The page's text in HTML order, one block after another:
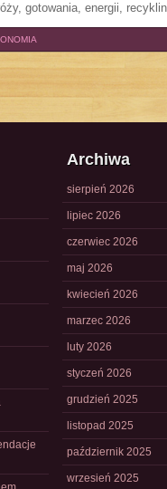
gotowania, energii,
Archiwa
sierpień 2026
lipiec 2026
czerwiec 2026
maj 2026
kwiecień 2026
marzec 2026
luty 2026
styczeń 2026
grudzień 2025
listopad 2025
październik 2025
wrzesień 2025